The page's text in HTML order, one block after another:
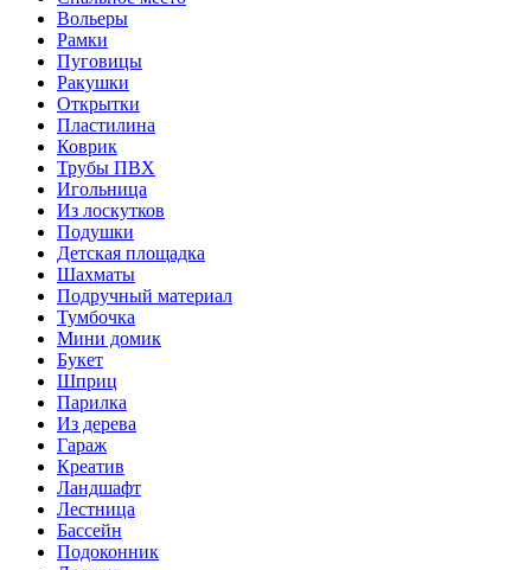
Вольеры
Рамки
Пуговицы
Ракушки
Открытки
Пластилина
Коврик
Трубы ПВХ
Игольница
Из лоскутков
Подушки
Детская площадка
Шахматы
Подручный материал
Тумбочка
Мини домик
Букет
Шприц
Парилка
Из дерева
Гараж
Креатив
Ландшафт
Лестница
Бассейн
Подоконник